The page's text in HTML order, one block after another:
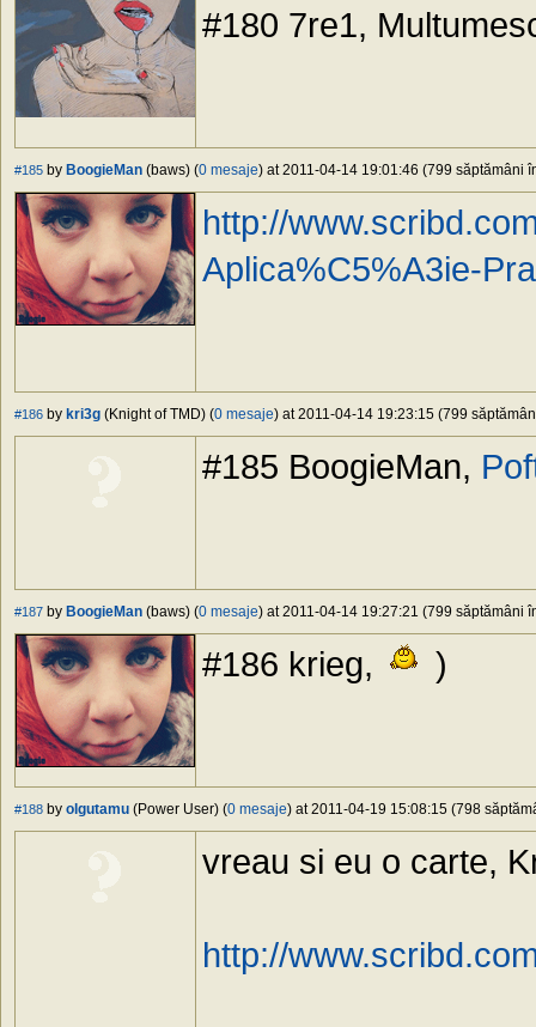
#180 7re1,
#185 by BoogieMan (baws) (0 mesaje) at 2011-04-14 19:01:46 (799 săptămâni
http://
Aplica%C5%A3ie-
#186 by kri3g (Knight of TMD) (0 mesaje) at 2011-04-14 19:23:15 (799
#185 BoogieMan,
#187 by BoogieMan (baws) (0 mesaje) at 2011-04-14 19:27:21 (799 săptămâni
#186 krieg, )
#188 by olgutamu (Power User) (0 mesaje) at 2011-04-19 15:08:15 (798
vreau si eu o carte,
http://